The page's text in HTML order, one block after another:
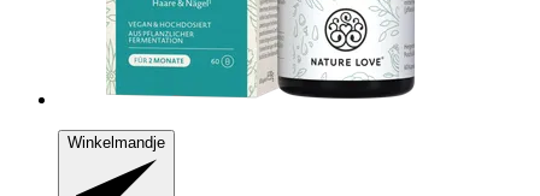
Winkelmandje